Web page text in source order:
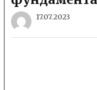
17.07.2023